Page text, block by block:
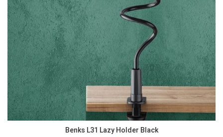
Benks L31 Lazy Holder Black